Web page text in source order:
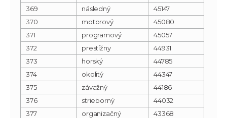
369
následný
45147
370
motorový
45080
371
programový
45057
372
prestížny
44931
373
horský
44785
374
okolitý
44347
375
závažný
44186
376
strieborný
44032
377
organizačný
43368